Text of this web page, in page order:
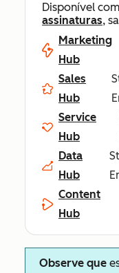
Disponível
assinaturas,
Marketing
Hub
Sales
Hub
Service
Hub
Data
Hub
Content
Hub
Observe que